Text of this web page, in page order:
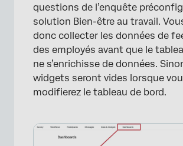
questions de l’enquête
solution Bien-être au travail.
donc collecter les données de
des employés avant que le
ne s’enrichisse de données.
widgets seront vides lorsque
modifierez le tableau de bord.